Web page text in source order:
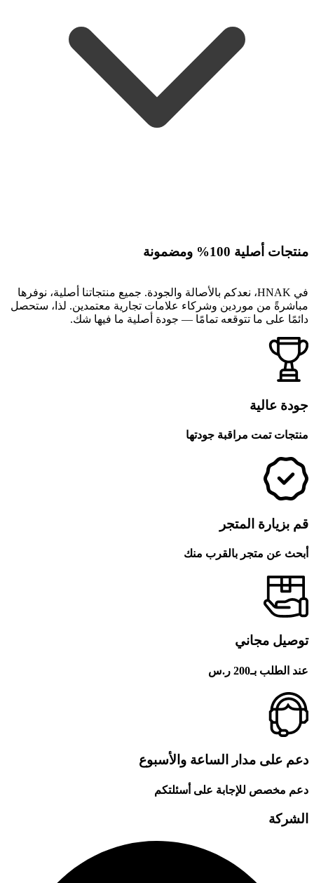
منتجات أصلية 100% ومضمونة
في HNAK، نعدكم بالأصالة والجودة. جميع منتجاتنا أصلية، نوفرها
مباشرةً من موردين وشركاء علامات تجارية معتمدين. لذا، ستحصل
دائمًا على ما تتوقعه تمامًا — جودة أصلية ما فيها شك.
جودة عالية
منتجات تمت مراقبة جودتها
قم بزيارة المتجر
أبحث عن متجر بالقرب منك
توصيل مجاني
عند الطلب بـ200 ر.س
دعم على مدار الساعة والأسبوع
دعم مخصص للإجابة على أسئلتكم
الشركة